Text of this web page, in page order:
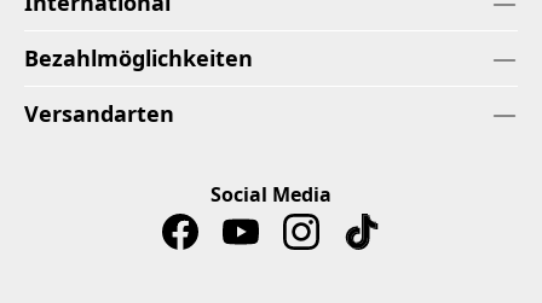
Bezahlmöglichkeiten
Versandarten
Social Media